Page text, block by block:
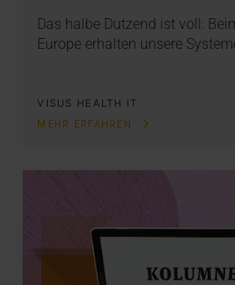
Das halbe Dutzend ist voll:
Europe erhalten unsere
VISUS HEALTH IT
MEHR ERFAHREN